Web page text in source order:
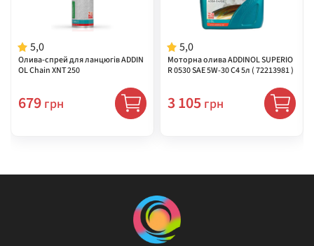
5,0
Олива-спрей для ланцюгів ADDIN
OL Chain XNT 250
679 грн
5,0
Моторна олива ADDINOL SUPERIO
R 0530 SAE 5W-30 C4 5л ( 72213981 )
3 105 грн